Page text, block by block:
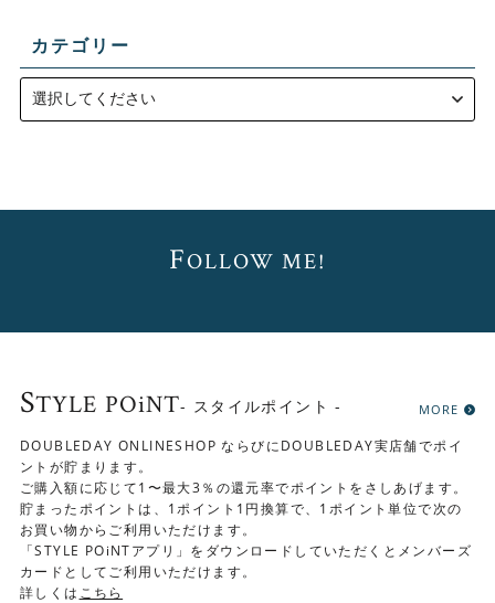
カテゴリー
FOLLOW ME!
STYLE POiNT- スタイルポイント - MORE
DOUBLEDAY ONLINESHOP ならびにDOUBLEDAY実店舗でポイ
ントが貯まります。
ご購入額に応じて1〜最大3％の還元率でポイントをさしあげます。
貯まったポイントは、1ポイント1円換算で、1ポイント単位で次の
お買い物からご利用いただけます。
「STYLE POiNTアプリ」をダウンロードしていただくとメンバーズ
カードとしてご利用いただけます。
詳しくは こちら